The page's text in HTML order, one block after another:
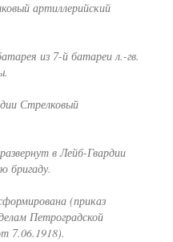
артиллерийский
из 7-й батареи л.-гв.
Стрелковый
в Лейб-Гвардии
бригаду.
(приказ
Петроградской
7.06.1918).